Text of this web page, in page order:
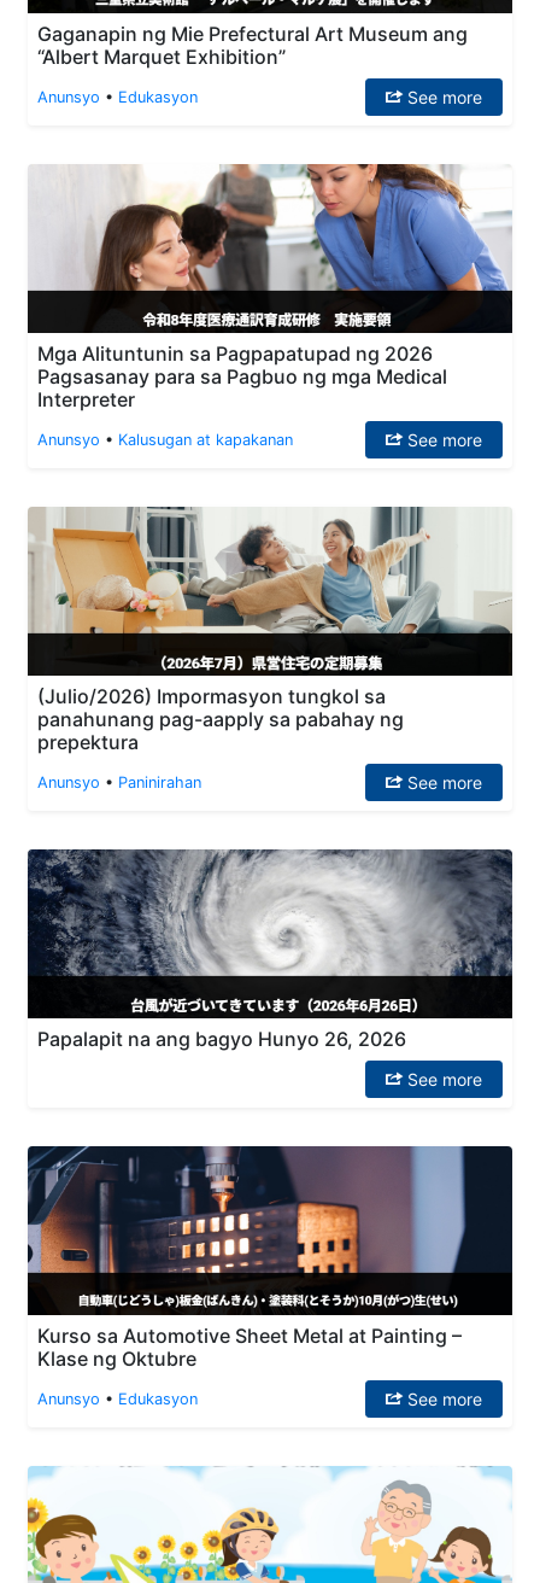
Gaganapin ng Mie Prefectural Art Museum ang
“Albert Marquet Exhibition”
Anunsyo • Edukasyon See more
Mga Alituntunin sa Pagpapatupad ng 2026
Pagsasanay para sa Pagbuo ng mga Medical
Interpreter
Anunsyo • Kalusugan at kapakanan See more
(Julio/2026) Impormasyon tungkol sa
panahunang pag-aapply sa pabahay ng
prepektura
Anunsyo • Paninirahan See more
Papalapit na ang bagyo Hunyo 26, 2026
See more
Kurso sa Automotive Sheet Metal at Painting –
Klase ng Oktubre
Anunsyo • Edukasyon See more